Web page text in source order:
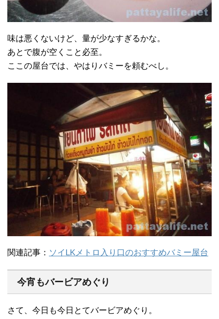
味は悪くないけど、量が少なすぎるかな。
あとで腹が空くこと必至。
ここの屋台では、やはりバミーを頼むべし。
関連記事： ソイLKメトロ入り口のおすすめバミー屋台
今宵もバービアめぐり
さて、今日も今日とてバービアめぐり。